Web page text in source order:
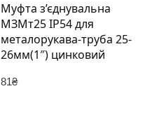
Муфта з’єднувальна
МЗМт25 IP54 для
металорукава-труба 25-
26мм(1″) цинковий
81₴